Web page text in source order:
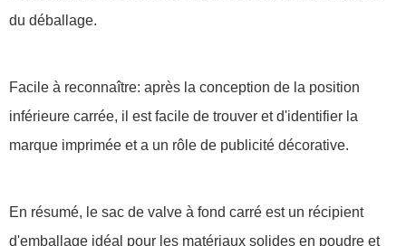
du déballage.
Facile à reconnaître: après la conception de la position
inférieure carrée, il est facile de trouver et d'identifier la
marque imprimée et a un rôle de publicité décorative.
En résumé, le sac de valve à fond carré est un récipient
d'emballage idéal pour les matériaux solides en poudre et